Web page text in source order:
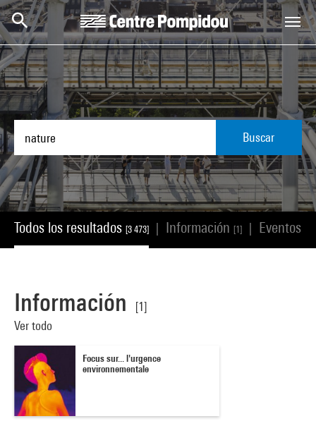
Skip to main content
Centre Pompidou
Buscar
Todos los resultados [3 473] Información [1] Eventos
Información
[1]
Ver todo
Focus sur... l'urgence
environnementale